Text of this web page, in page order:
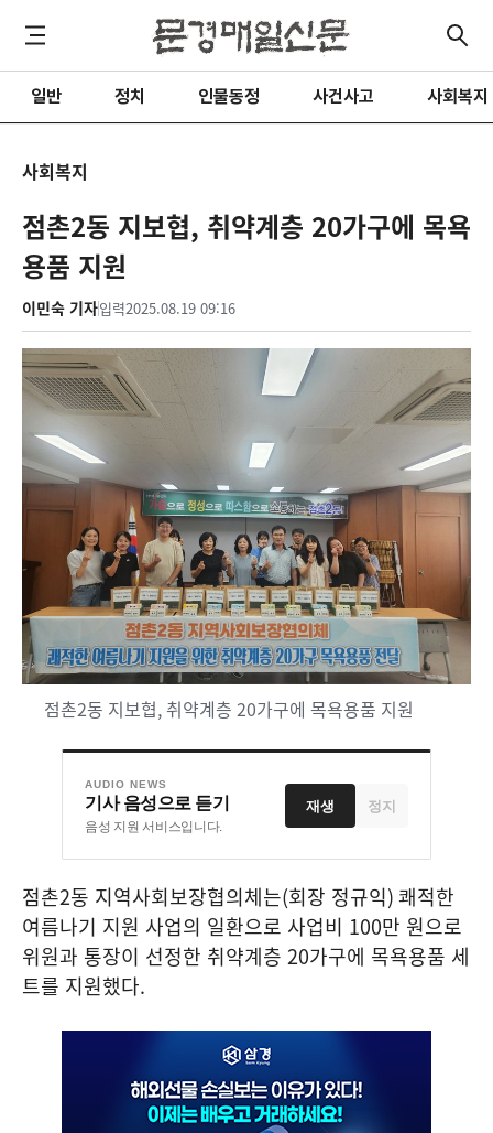
일반 정치 인물동정 사건사고 사회복지
사회복지
점촌2동 지보협, 취약계층 20가구에 목욕
용품 지원
이민숙 기자입력2025.08.19 09:16
점촌2동 지보협, 취약계층 20가구에 목욕용품 지원
AUDIO NEWS
기사 음성으로 듣기
음성 지원 서비스입니다.
재생 정지
점촌2동 지역사회보장협의체는(회장 정규익)쾌적한
여름나기 지원 사업의 일환으로 사업비 100만 원으로
위원과 통장이 선정한 취약계층 20가구에 목욕용품 세
트를 지원했다.